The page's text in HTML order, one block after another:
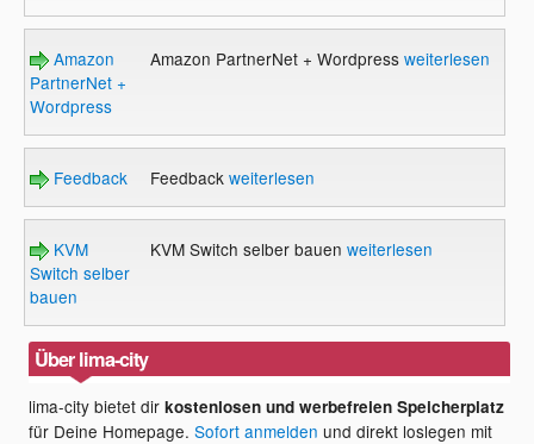
Amazon
PartnerNet +
Wordpress
Amazon PartnerNet + Wordpress weiterlesen
Feedback Feedback weiterlesen
KVM
Switch selber
bauen
KVM Switch selber bauen weiterlesen
Über lima-city
lima-city bietet dirkostenlosen und werbefreien Speicherplatz
für Deine Homepage.Sofort anmelden und direkt loslegen mit